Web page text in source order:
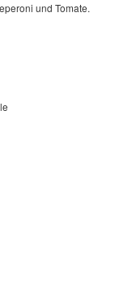
und Tomate.